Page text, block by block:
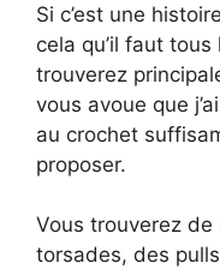
Si c’est une
cela qu’il faut
trouverez
vous avoue que
au crochet
proposer.
Vous trouverez
torsades, des